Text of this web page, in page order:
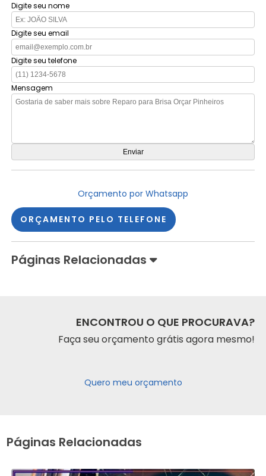
Digite seu nome
Digite seu email
Digite seu telefone
Mensagem
Orçamento por Whatsapp
ORÇAMENTO PELO TELEFONE
Páginas Relacionadas
ENCONTROU O QUE PROCURAVA?
Faça seu orçamento grátis agora mesmo!
Quero meu orçamento
Páginas Relacionadas